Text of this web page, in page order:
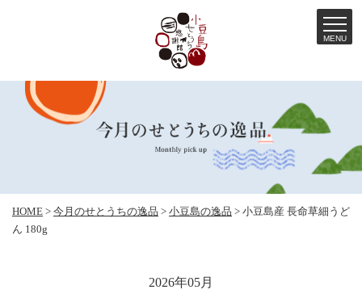
MENU
HOME > 今月のせとうちの逸品 > 小豆島の逸品 > 小豆島産 長命草細うど
ん 180g
2026年05月